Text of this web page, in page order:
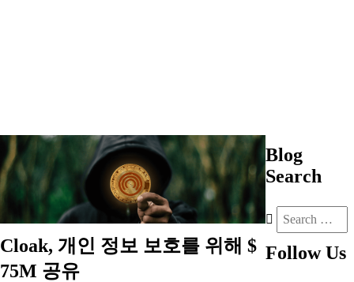
Cloak, 개인 정보 보호를 위해 $
75M 공유
Blog
Search
Follow Us